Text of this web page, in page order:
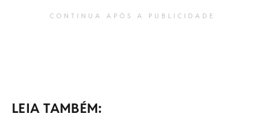
CONTINUA APÓS A PUBLICIDADE
LEIA TAMBÉM: